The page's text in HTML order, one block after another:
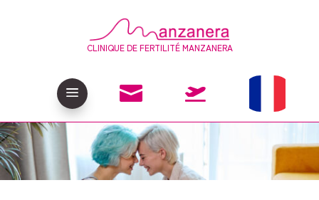
CLINIQUE DE FERTILITÉ MANZANERA
a  